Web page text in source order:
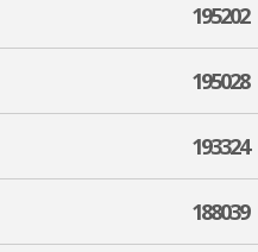
195202
195028
193324
188039